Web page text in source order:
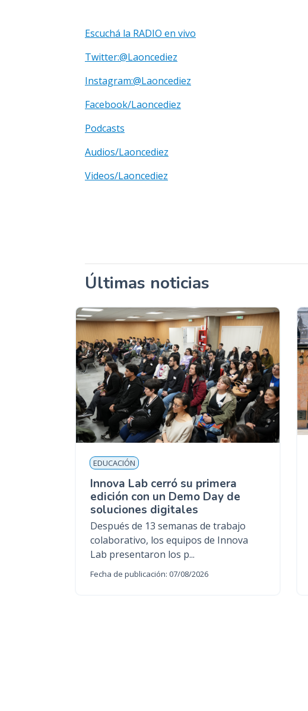
Escuchá la RADIO en vivo
Twitter:@Laoncediez
Instagram:@Laoncediez
Facebook/Laoncediez
Podcasts
Audios/Laoncediez
Videos/Laoncediez
Últimas noticias
EDUCACIÓN
Innova Lab cerró su primera
edición con un Demo Day de
soluciones digitales
Después de 13 semanas de trabajo
colaborativo, los equipos de Innova
Lab presentaron los p...
Fecha de publicación: 07/08/2026